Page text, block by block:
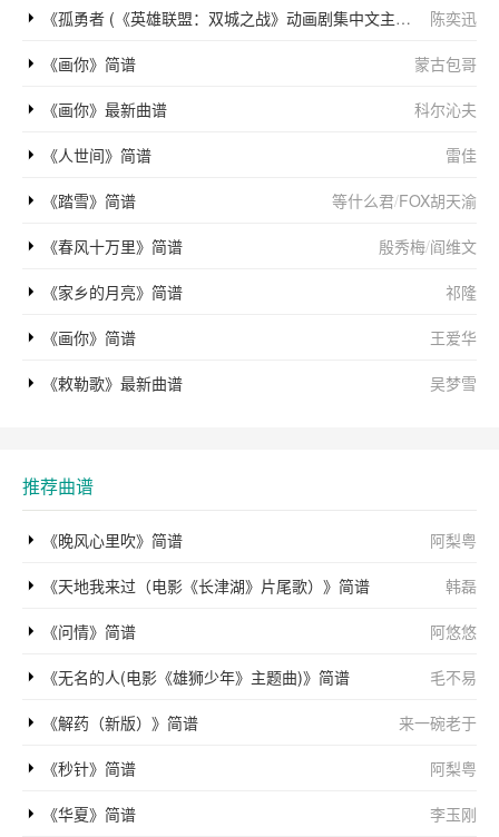
陈奕迅
《孤勇者 (《英雄联盟：双城之战》动画剧集中文主题曲)》简谱
蒙古包哥
《画你》简谱
科尔沁夫
《画你》最新曲谱
雷佳
《人世间》简谱
等什么君/FOX胡天渝
《踏雪》简谱
殷秀梅/阎维文
《春风十万里》简谱
祁隆
《家乡的月亮》简谱
王爱华
《画你》简谱
吴梦雪
《敕勒歌》最新曲谱
推荐曲谱
阿梨粤
《晚风心里吹》简谱
韩磊
《天地我来过（电影《长津湖》片尾歌）》简谱
阿悠悠
《问情》简谱
毛不易
《无名的人(电影《雄狮少年》主题曲)》简谱
来一碗老于
《解药（新版）》简谱
阿梨粤
《秒针》简谱
李玉刚
《华夏》简谱